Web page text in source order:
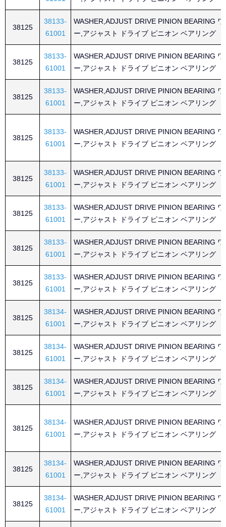
38125
38133-
61001
WASHER,ADJUST DRIVE PINION BEARING
ー,アジャスト ドライブ ピニオン ベアリング
38125
38133-
61001
WASHER,ADJUST DRIVE PINION BEARING
ー,アジャスト ドライブ ピニオン ベアリング
38125
38133-
61001
WASHER,ADJUST DRIVE PINION BEARING
ー,アジャスト ドライブ ピニオン ベアリング
38125
38133-
61001
WASHER,ADJUST DRIVE PINION BEARING
ー,アジャスト ドライブ ピニオン ベアリング
38125
38133-
61001
WASHER,ADJUST DRIVE PINION BEARING
ー,アジャスト ドライブ ピニオン ベアリング
38125
38133-
61001
WASHER,ADJUST DRIVE PINION BEARING
ー,アジャスト ドライブ ピニオン ベアリング
38125
38133-
61001
WASHER,ADJUST DRIVE PINION BEARING
ー,アジャスト ドライブ ピニオン ベアリング
38125
38133-
61001
WASHER,ADJUST DRIVE PINION BEARING
ー,アジャスト ドライブ ピニオン ベアリング
38125
38134-
61001
WASHER,ADJUST DRIVE PINION BEARING
ー,アジャスト ドライブ ピニオン ベアリング
38125
38134-
61001
WASHER,ADJUST DRIVE PINION BEARING
ー,アジャスト ドライブ ピニオン ベアリング
38125
38134-
61001
WASHER,ADJUST DRIVE PINION BEARING
ー,アジャスト ドライブ ピニオン ベアリング
38125
38134-
61001
WASHER,ADJUST DRIVE PINION BEARING
ー,アジャスト ドライブ ピニオン ベアリング
38125
38134-
61001
WASHER,ADJUST DRIVE PINION BEARING
ー,アジャスト ドライブ ピニオン ベアリング
38125
38134-
61001
WASHER,ADJUST DRIVE PINION BEARING
ー,アジャスト ドライブ ピニオン ベアリング